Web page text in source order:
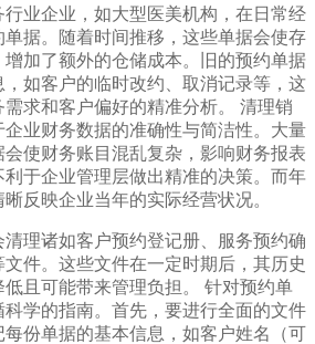
业企业，如大型医美机构，在日常经
据。随着时间推移，这些单据会使存
加了额外的仓储成本。旧的预约单据
如客户的临时改约、取消记录等，这
求和客户偏好的精准分析。 清理销
业财务数据的准确性与简洁性。大量
使财务账目混乱复杂，影响财务报表
于企业管理层做出精准的决策。而年
反映企业当年的实际经营状况。
理诸如客户预约登记册、服务预约确
件。这些文件在一定时期后，其历史
且可能带来管理负担。 针对预约单
学的指南。首先，要进行全面的文件
份单据的基本信息，如客户姓名（可